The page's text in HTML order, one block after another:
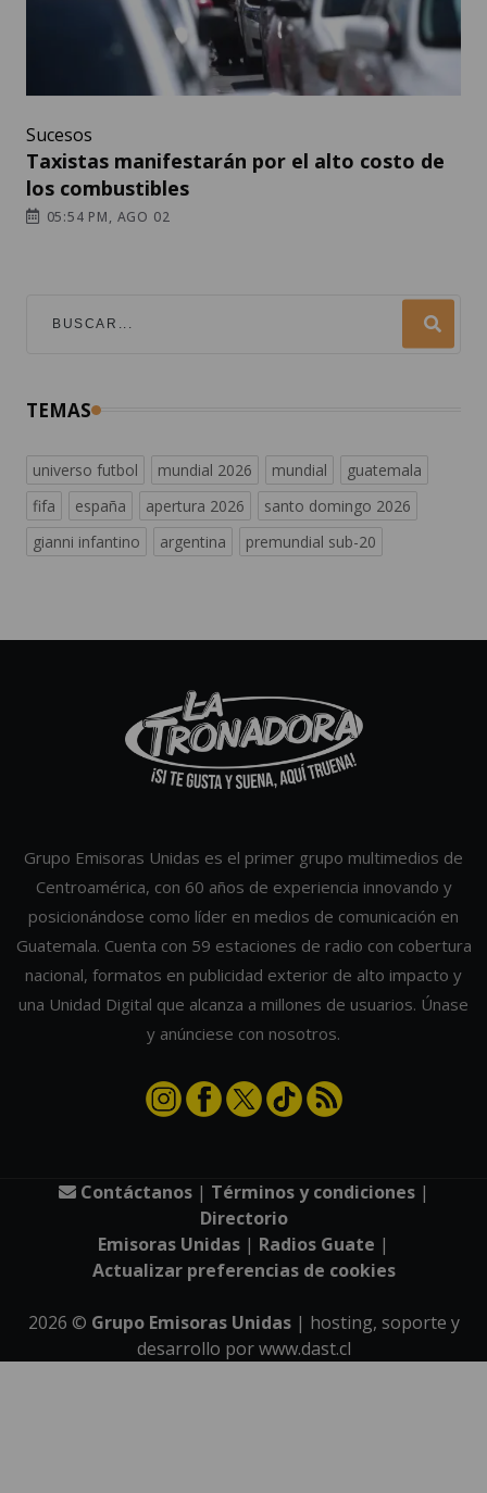
Sucesos
Taxistas manifestarán por el alto costo de
los combustibles
05:54 PM, AGO 02
TEMAS
universo futbol mundial 2026 mundial
guatemala
fifa
españa apertura 2026
santo domingo 2026
gianni infantino
argentina premundial sub-20
Grupo Emisoras Unidas es el primer grupo multimedios de
Centroamérica, con 60 años de experiencia innovando y
posicionándose como líder en medios de comunicación en
Guatemala. Cuenta con 59 estaciones de radio con cobertura
nacional, formatos en publicidad exterior de alto impacto y
una Unidad Digital que alcanza a millones de usuarios. Únase
y anúnciese con nosotros.
Contáctanos| Términos y condiciones|
Directorio
Emisoras Unidas | Radios Guate |
Actualizar preferencias de cookies
2026 © Grupo Emisoras Unidas| hosting, soporte y
desarrollo porwww.dast.cl